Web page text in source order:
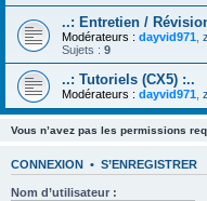
..: Entretien /
Modérateurs : dayvid971
Sujets : 9
..: Tutoriels (CX5) :..
Modérateurs : dayvid971
Vous n’avez pas les permissions
CONNEXION • S’ENREGISTRER
Nom d’utilisateur :